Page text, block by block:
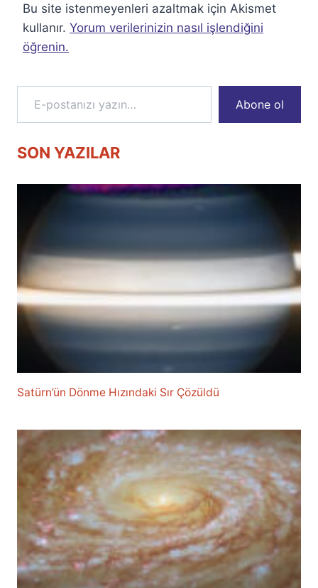
Bu site istenmeyenleri azaltmak için Akismet
kullanır. Yorum verilerinizin nasıl işlendiğini
öğrenin.
E-postanızı yazın…
Abone ol
SON YAZILAR
Satürn’ün Dönme Hızındaki Sır Çözüldü